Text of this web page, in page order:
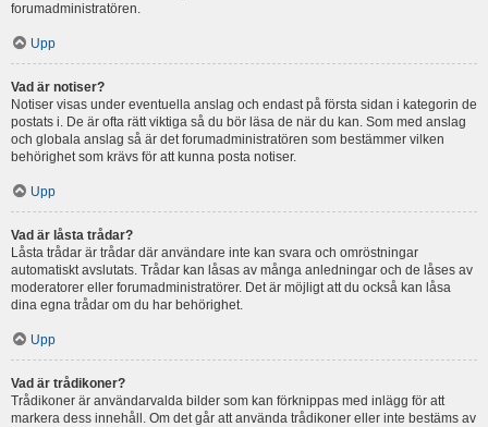
forumadministratören.
Upp
Vad är notiser?
Notiser visas under eventuella anslag och endast på första sidan i kategorin de
postats i. De är ofta rätt viktiga så du bör läsa de när du kan. Som med anslag
och globala anslag så är det forumadministratören som bestämmer vilken
behörighet som krävs för att kunna posta notiser.
Upp
Vad är låsta trådar?
Låsta trådar är trådar där användare inte kan svara och omröstningar
automatiskt avslutats. Trådar kan låsas av många anledningar och de låses av
moderatorer eller forumadministratörer. Det är möjligt att du också kan låsa
dina egna trådar om du har behörighet.
Upp
Vad är trådikoner?
Trådikoner är användarvalda bilder som kan förknippas med inlägg för att
markera dess innehåll. Om det går att använda trådikoner eller inte bestäms av